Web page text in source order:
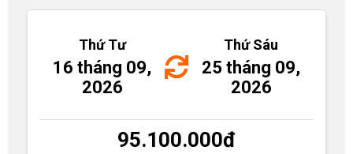
Thứ Tư
16 tháng 09,
2026
Thứ Sáu
25 tháng 09,
2026
95.100.000đ